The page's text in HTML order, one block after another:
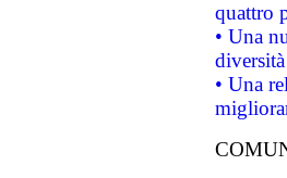
quattro
• Una
• Una